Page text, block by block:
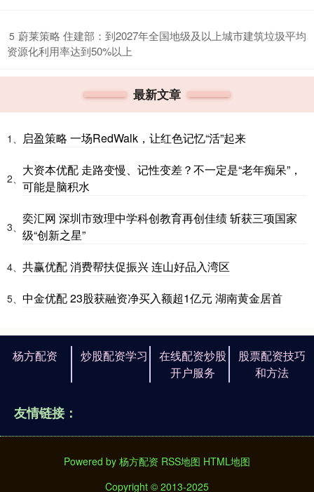
5 ​蔚莱策略 住建部：到2027年全国地级及以上城市建筑垃圾平均
资源化利用率达到50%以上
最新文章
1、 启盈策略 一场RedWalk，让红色记忆“活”起来
2、
大资本优配 走路变慢、记性变差？不一定是“老年痴呆”，
可能是脑积水
3、
奕汇网 深圳市致理中学科创教育再创佳绩 斩获三项国家
级“创新之星”
4、 共赢优配 消费帮扶促振兴 连山好品入湾区
5、 中金优配 23股获融资净买入额超1亿元 湖南黄金居首
杨方配资 炒股配资学习
在线配资炒股
开户服务
股票配资技巧
和方法
友情链接：
Powered by 杨方配资 RSS地图 HTML地图
Copyright © 2013-2025